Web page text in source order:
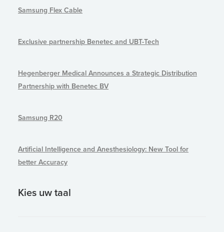
Samsung Flex Cable
Exclusive partnership Benetec and UBT-Tech
Hegenberger Medical Announces a Strategic Distribution
Partnership with Benetec BV
Samsung R20
Artificial Intelligence and Anesthesiology: New Tool for
better Accuracy
Kies uw taal